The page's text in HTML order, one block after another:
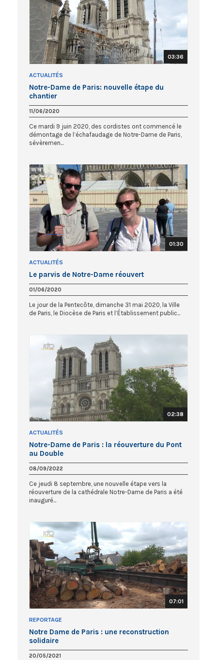
03:36
ACTUALITÉS
Notre-Dame de Paris: nouvelle étape du
chantier
11/06/2020
Ce mardi 9 juin 2020, des cordistes ont commencé le
démontage de l’échafaudage de Notre-Dame de Paris,
sévèremen...
01:30
ACTUALITÉS
Le parvis de Notre-Dame réouvert
01/06/2020
Le jour de la Pentecôte, dimanche 31 mai 2020, la Ville
de Paris, le Diocèse de Paris et l’Établissement public...
02:38
ACTUALITÉS
Notre-Dame de Paris : la réouverture du Pont
au Double
08/09/2022
Ce jeudi 8 septembre, une nouvelle étape vers la
réouverture de la cathédrale Notre-Dame de Paris a été
inauguré...
07:01
REPORTAGE
Notre Dame de Paris : une reconstruction
solidaire
20/05/2021